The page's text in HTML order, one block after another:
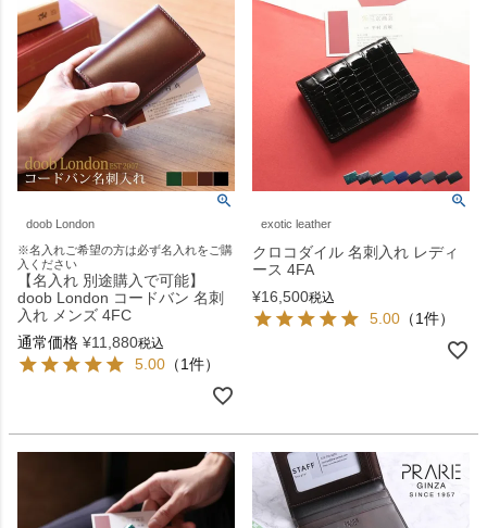
doob London
※名入れご希望の方は必ず名入れをご購
入ください
【名入れ 別途購入で可能】
doob London コードバン 名刺
入れ メンズ 4FC
通常価格 ¥11,880税込
5.00 （1件）
exotic leather
クロコダイル 名刺入れ レディ
ース 4FA
¥16,500税込
5.00 （1件）